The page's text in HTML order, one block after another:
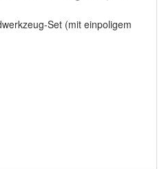
Set (mit einpoligem